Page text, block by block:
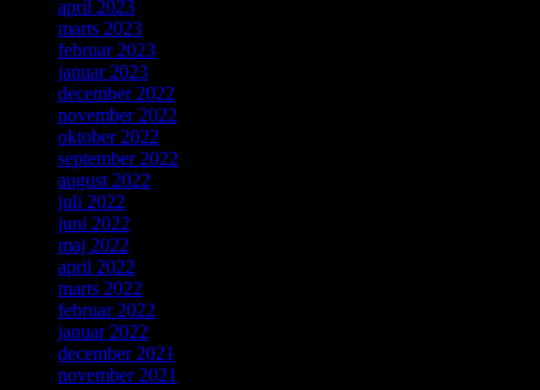
april 2023
marts 2023
februar 2023
januar 2023
december 2022
november 2022
oktober 2022
september 2022
august 2022
juli 2022
juni 2022
maj 2022
april 2022
marts 2022
februar 2022
januar 2022
december 2021
november 2021